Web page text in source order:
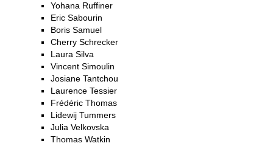
Yohana Ruffiner
Eric Sabourin
Boris Samuel
Cherry Schrecker
Laura Silva
Vincent Simoulin
Josiane Tantchou
Laurence Tessier
Frédéric Thomas
Lidewij Tummers
Julia Velkovska
Thomas Watkin